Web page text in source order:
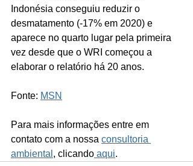
Indonésia conseguiu reduzir o
desmatamento (-17% em 2020) e
aparece no quarto lugar pela primeira
vez desde que o WRI começou a
elaborar o relatório há 20 anos.
Fonte: MSN
Para mais informações entre em
contato com a nossa consultoria
ambiental , clicando aqui.